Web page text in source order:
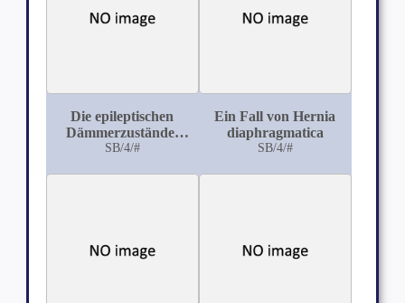
Die epileptischen
Dämmerzustände,
ihre klinische u.
SB/4/#
Ein Fall von Hernia
diaphragmatica
SB/4/#